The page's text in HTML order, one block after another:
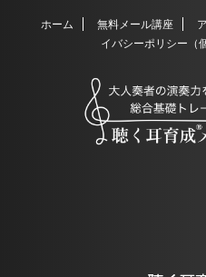
ホーム 無料メール講座
イバシーポリシー（